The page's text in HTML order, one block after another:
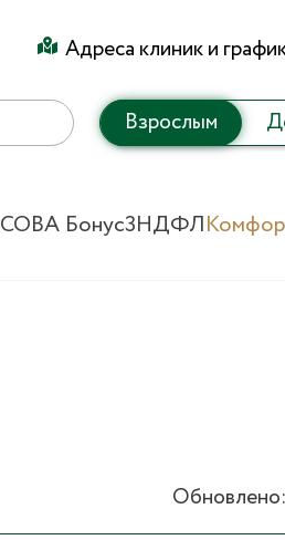
Адреса клиник и
Взрослым
СОВА Бонус3НДФЛ